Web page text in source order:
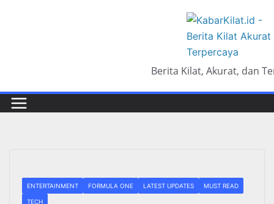
Berita Kilat, Akurat, dan
ENTERTAINMENT FORMULA ONE LATEST UPDATES MUST READ
TECH